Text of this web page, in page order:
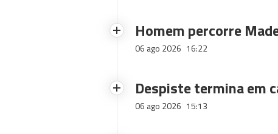
Homem percorre
06 ago 2026 16:22
Despiste termina em
06 ago 2026 15:13